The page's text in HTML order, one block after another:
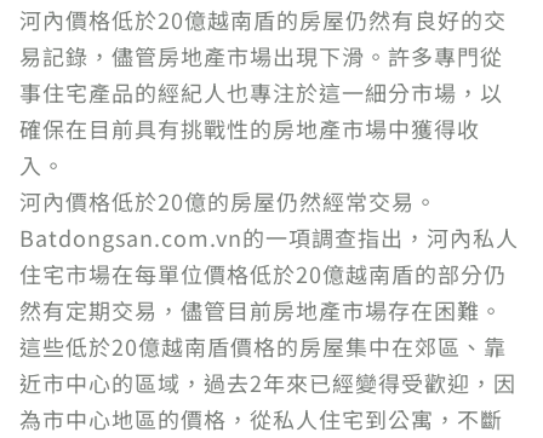
河內價格低於20億越南盾的房屋仍然有良好的交
易記錄，儘管房地產市場出現下滑。許多專門從
事住宅產品的經紀人也專注於這一細分市場，以
確保在目前具有挑戰性的房地產市場中獲得收
入。
河內價格低於20億的房屋仍然經常交易。
Batdongsan.com.vn的一項調查指出，河內私人
住宅市場在每單位價格低於20億越南盾的部分仍
然有定期交易，儘管目前房地產市場存在困難。
這些低於20億越南盾價格的房屋集中在郊區、靠
近市中心的區域，過去2年來已經變得受歡迎，因
為市中心地區的價格，從私人住宅到公寓，不斷